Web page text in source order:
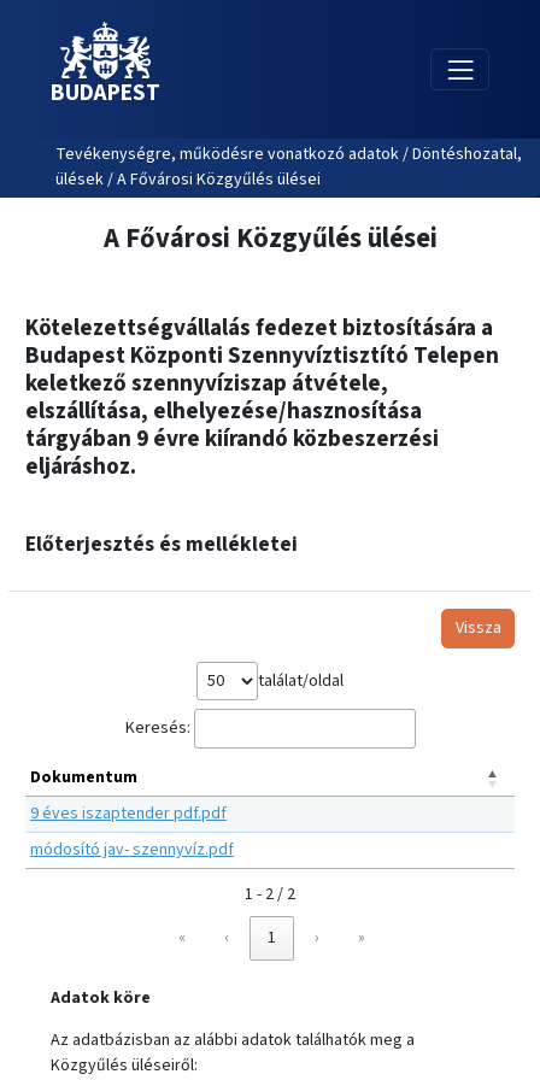
BUDAPEST
Tevékenységre, működésre vonatkozó adatok / Döntéshozatal,
ülések / A Fővárosi Közgyűlés ülései
A Fővárosi Közgyűlés ülései
Kötelezettségvállalás fedezet biztosítására a
Budapest Központi Szennyvíztisztító Telepen
keletkező szennyvíziszap átvétele,
elszállítása, elhelyezése/hasznosítása
tárgyában 9 évre kiírandó közbeszerzési
eljáráshoz.
Előterjesztés és mellékletei
Vissza
találat/oldal
Keresés:
Dokumentum
9 éves iszaptender pdf.pdf
módosító jav- szennyvíz.pdf
1 - 2 / 2
«
‹ 1 › »
Adatok köre
Az adatbázisban az alábbi adatok találhatók meg a
Közgyűlés üléseiről: